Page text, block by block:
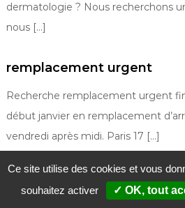
dermatologie ? Nous recherchons
nous […]
remplacement urgent
Recherche remplacement urgent
début janvier en remplacement
vendredi après midi. Paris 17 […]
Remplacement disponible
Fargeau)
Ce site utilise des cookies et vous
souhaitez activer
✓ OK, tout